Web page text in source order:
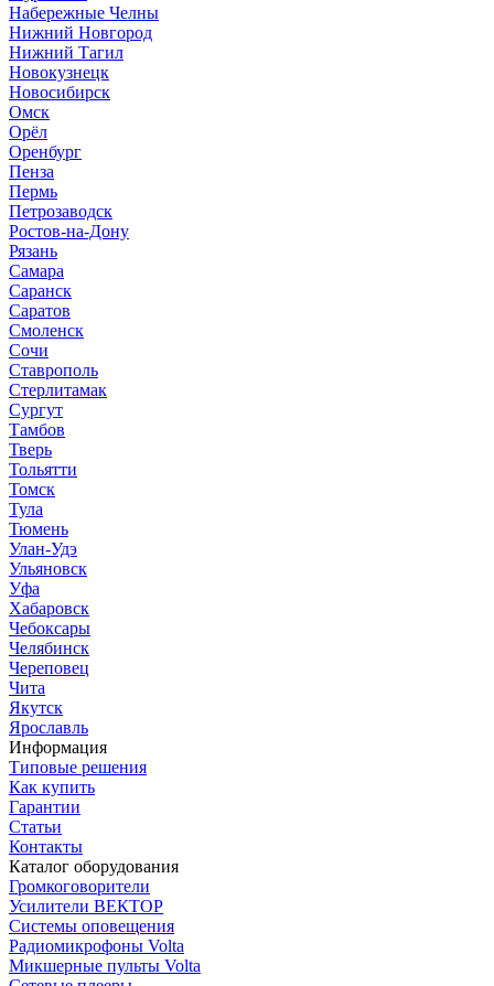
Набережные Челны
Нижний Новгород
Нижний Тагил
Новокузнецк
Новосибирск
Омск
Орёл
Оренбург
Пенза
Пермь
Петрозаводск
Ростов-на-Дону
Рязань
Самара
Саранск
Саратов
Смоленск
Сочи
Ставрополь
Стерлитамак
Сургут
Тамбов
Тверь
Тольятти
Томск
Тула
Тюмень
Улан-Удэ
Ульяновск
Уфа
Хабаровск
Чебоксары
Челябинск
Череповец
Чита
Якутск
Ярославль
Информация
Типовые решения
Как купить
Гарантии
Статьи
Контакты
Каталог оборудования
Громкоговорители
Усилители ВЕКТОР
Системы оповещения
Радиомикрофоны Volta
Микшерные пульты Volta